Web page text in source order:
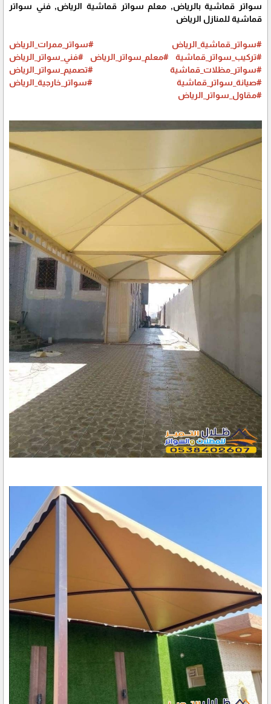
سواتر قماشية بالرياض, معلم سواتر قماشية الرياض, فني سواتر
قماشية للمنازل الرياض
#سواتر_قماشية_الرياض
#سواتر_ممرات_الرياض
#تركيب_سواتر_قماشية
#معلم_سواتر_الرياض
#فني_سواتر_الرياض
#سواتر_مظلات_قماشية
#تصميم_سواتر_الرياض
#صيانة_سواتر_قماشية
#سواتر_خارجية_الرياض
#مقاول_سواتر_الرياض